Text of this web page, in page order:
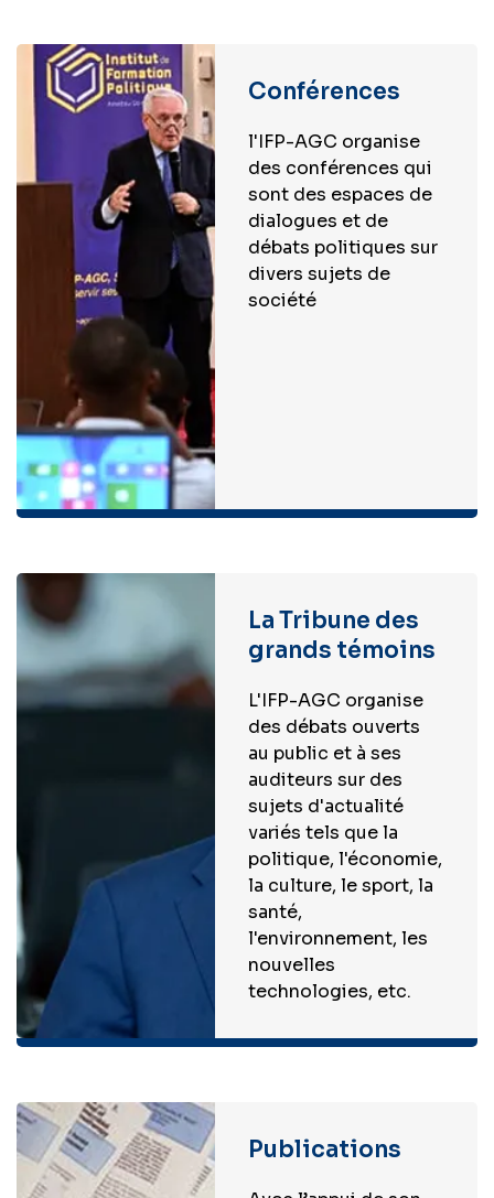
Conférences
l'IFP-AGC organise
des conférences qui
sont des espaces de
dialogues et de
débats politiques sur
divers sujets de
société
La Tribune des
grands témoins
L'IFP-AGC organise
des débats ouverts
au public et à ses
auditeurs sur des
sujets d'actualité
variés tels que la
politique, l'économie,
la culture, le sport, la
santé,
l'environnement, les
nouvelles
technologies, etc.
Publications